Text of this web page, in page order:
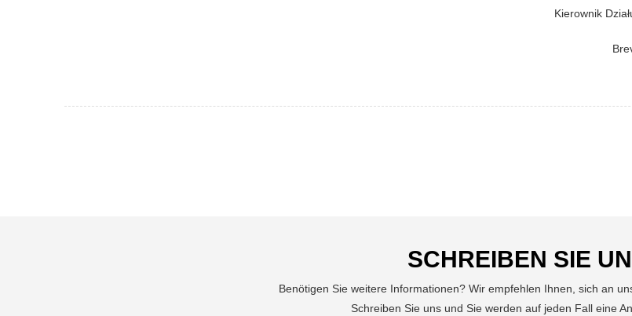
Kierownik
SCHREIBEN SIE
Benötigen Sie weitere Informationen? Wir empfehlen Ihnen, sich an
Schreiben Sie uns und Sie werden auf jeden Fall eine